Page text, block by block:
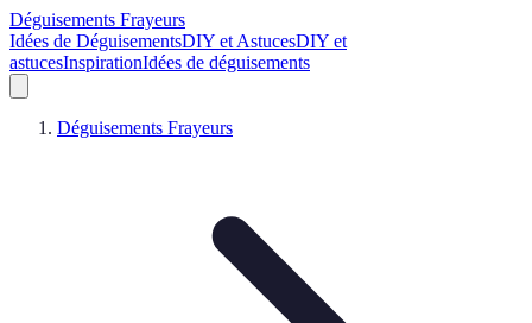
Déguisements Frayeurs
Idées de DéguisementsDIY et AstucesDIY et
astucesInspirationIdées de déguisements
Déguisements Frayeurs